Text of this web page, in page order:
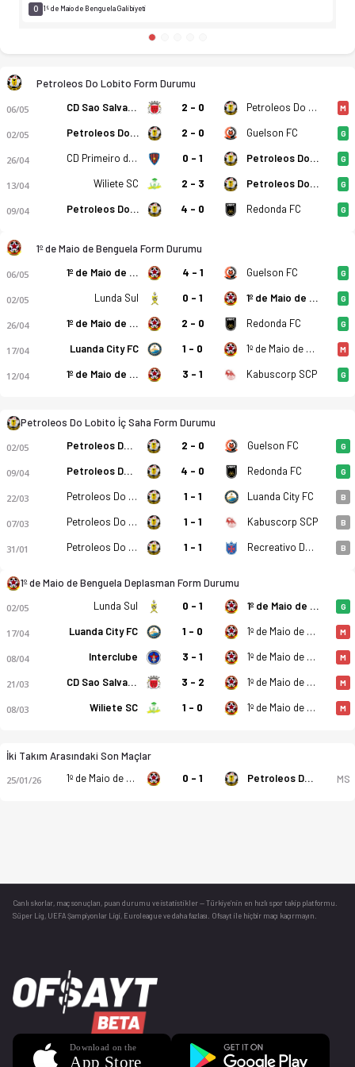
Petroleos Do Lobito - 1º de Maio de Benguela 0-1 bitti.
0 1º de Maio de Benguela Galibiyeti
Petroleos Do Lobito Form Durumu
06/05 CD Sao Salvador 2 - 0 Petroleos Do Lobito M
02/05 Petroleos Do Lobito 2 - 0 Guelson FC G
26/04 CD Primeiro de Agosto 0 - 1 Petroleos Do Lobito G
13/04 Wiliete SC 2 - 3 Petroleos Do Lobito G
09/04 Petroleos Do Lobito 4 - 0 Redonda FC G
1º de Maio de Benguela Form Durumu
06/05 1º de Maio de Benguela 4 - 1 Guelson FC G
02/05 Lunda Sul 0 - 1 1º de Maio de Benguela G
26/04 1º de Maio de Benguela 2 - 0 Redonda FC G
17/04 Luanda City FC 1 - 0 1º de Maio de Benguela M
12/04 1º de Maio de Benguela 3 - 1 Kabuscorp SCP G
Petroleos Do Lobito İç Saha Form Durumu
02/05 Petroleos Do Lobito 2 - 0 Guelson FC G
09/04 Petroleos Do Lobito 4 - 0 Redonda FC G
22/03 Petroleos Do Lobito 1 - 1 Luanda City FC B
07/03 Petroleos Do Lobito 1 - 1 Kabuscorp SCP B
31/01 Petroleos Do Lobito 1 - 1 Recreativo Do Libolo B
1º de Maio de Benguela Deplasman Form Durumu
02/05 Lunda Sul 0 - 1 1º de Maio de Benguela G
17/04 Luanda City FC 1 - 0 1º de Maio de Benguela M
08/04 Interclube 3 - 1 1º de Maio de Benguela M
21/03 CD Sao Salvador 3 - 2 1º de Maio de Benguela M
08/03 Wiliete SC 1 - 0 1º de Maio de Benguela M
İki Takım Arasındaki Son Maçlar
25/01/26 1º de Maio de Benguela 0 - 1 Petroleos Do Lobito MS
Canlı skorlar , maç sonuçları, puan durumu ve istatistikler — Türkiye’nin en hızlı spor takip platformu.
Süper Lig, UEFA Şampiyonlar Ligi, Euroleague ve daha fazlası. Ofsayt ile hiçbir maçı kaçırmayın.